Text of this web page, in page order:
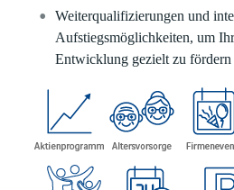
Weiterqualifizierungen und
Aufstiegsmöglichkeiten, um
Entwicklung gezielt zu fördern